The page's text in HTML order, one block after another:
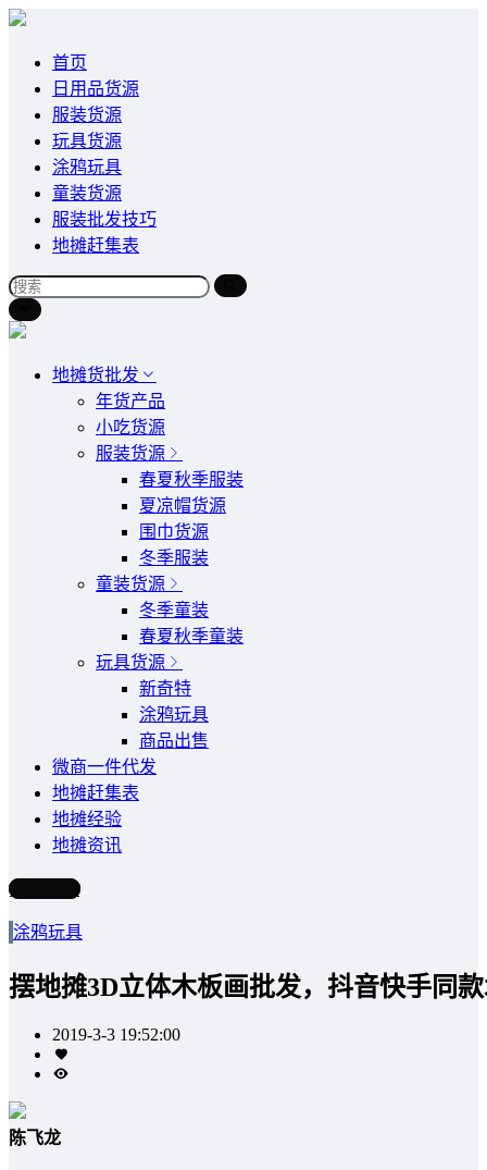
首页
日用品货源
服装货源
玩具货源
涂鸦玩具
童装货源
服装批发技巧
地摊赶集表
地摊货批发
年货产品
小吃货源
服装货源
春夏秋季服装
夏凉帽货源
围巾货源
冬季服装
童装货源
冬季童装
春夏秋季童装
玩具货源
新奇特
涂鸦玩具
商品出售
微商一件代发
地摊赶集表
地摊经验
地摊资讯
写文章
涂鸦玩具
摆地摊3D立体木板画批发，抖音快手同
2019-3-3 19:52:00
陈飞龙